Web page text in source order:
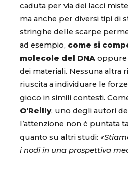
caduta per via dei lacci
ma anche per diversi tipi di
stringhe delle scarpe
ad esempio, come si
molecole del DNA
dei materiali. Nessuna altra
riuscita a individuare le
gioco in simili contesti.
O’Reilly, uno degli autori
l’attenzione non è puntata
quanto su altri studi:
i nodi in una prospettiva